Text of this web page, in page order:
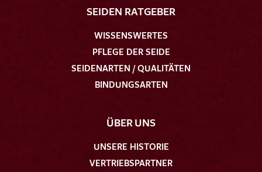
SEIDEN RATGEBER
WISSENSWERTES
PFLEGE DER SEIDE
SEIDENARTEN / QUALITÄTEN
BINDUNGSARTEN
ÜBER UNS
UNSERE HISTORIE
VERTRIEBSPARTNER